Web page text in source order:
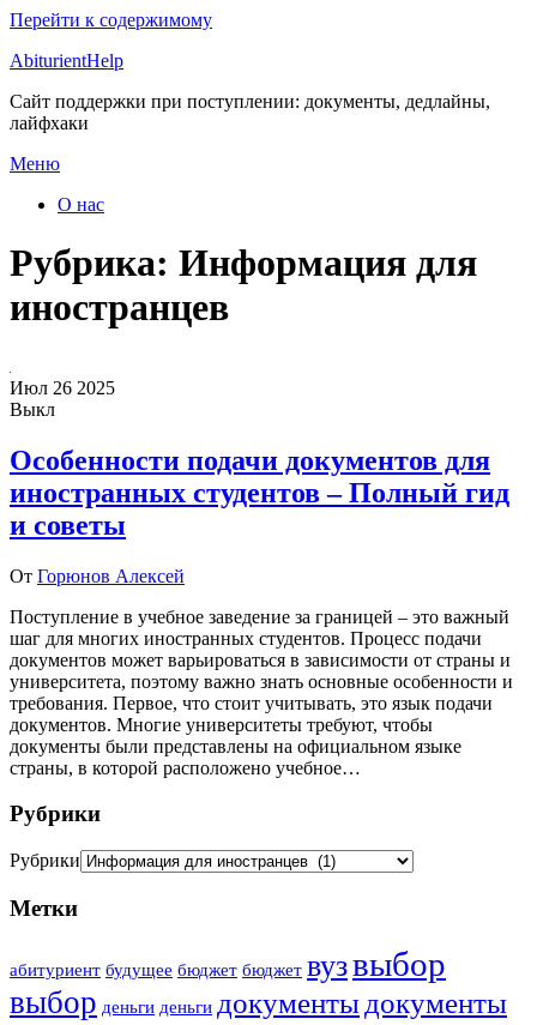
Перейти к содержимому
AbiturientHelp
Сайт поддержки при поступлении: документы, дедлайны,
лайфхаки
Меню
О нас
Рубрика: Информация для
иностранцев
Июл 26 2025
Выкл
Особенности подачи документов для
иностранных студентов – Полный гид
и советы
От Горюнов Алексей
Поступление в учебное заведение за границей – это важный
шаг для многих иностранных студентов. Процесс подачи
документов может варьироваться в зависимости от страны и
университета, поэтому важно знать основные особенности и
требования. Первое, что стоит учитывать, это язык подачи
документов. Многие университеты требуют, чтобы
документы были представлены на официальном языке
страны, в которой расположено учебное…
Рубрики
Рубрики
Метки
абитуриент будущее бюджет бюджет вузвыбор
выбор деньги деньги документы документы